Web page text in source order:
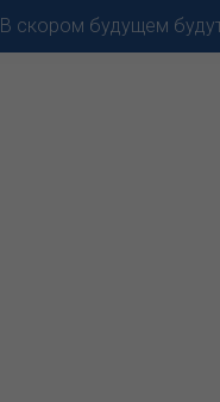
В скором будущем